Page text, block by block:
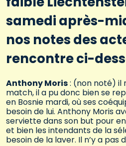
samedi après-
nos notes des
rencontre ci-
Anthony Moris: (non noté) il
match, il a pu donc bien se
en Bosnie mardi, où ses
besoin de lui. Anthony Moris
serviette dans son but pour
et bien les intendants de la
besoin de la laver. Il n’y a